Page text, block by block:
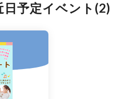
予定イベント(2)